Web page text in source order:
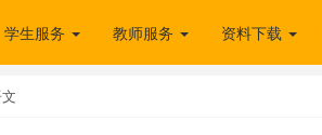
学生服务 教师服务 资料下载